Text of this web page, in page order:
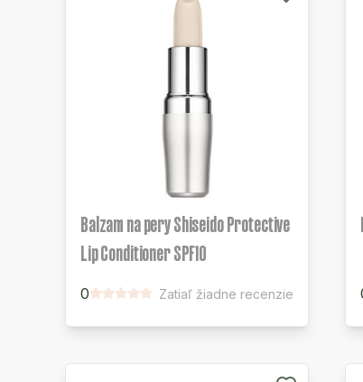
Balzam na pery Shiseido Protective
Lip Conditioner SPF10
0 Zatiaľ žiadne recenzie